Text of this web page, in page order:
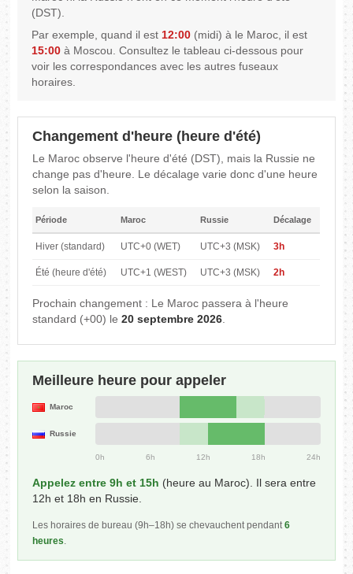
(DST).
Par exemple, quand il est12:00 (midi) à le Maroc, il est
15:00 à Moscou. Consultez le tableau ci-dessous pour
voir les correspondances avec les autres fuseaux
horaires.
Changement d'heure (heure d'été)
Le Maroc observe l'heure d'été (DST), mais la Russie ne
change pas d'heure. Le décalage varie donc d'une heure
selon la saison.
Période Maroc Russie Décalage
Hiver (standard) UTC+0 (WET) UTC+3 (MSK) 3h
Été (heure d'été) UTC+1 (WEST) UTC+3 (MSK) 2h
Prochain changement : Le Maroc passera à l'heure
standard (+00) le20 septembre 2026.
Meilleure heure pour appeler
Maroc
Russie
0h 6h 12h 18h 24h
Appelez entre 9h et 15h (heure au Maroc). Il sera entre
12h et 18h en Russie.
Les horaires de bureau (9h–18h) se chevauchent pendant6
heures.